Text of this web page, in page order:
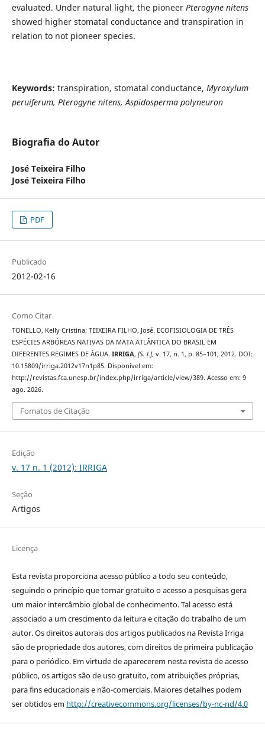
evaluated. Under natural light, the pioneer Pterogyne nitens
showed higher stomatal conductance and transpiration in
relation to not pioneer species.
Keywords: transpiration, stomatal conductance, Myroxylum
peruiferum, Pterogyne nitens, Aspidosperma polyneuron
Biografia do Autor
José Teixeira Filho
José Teixeira Filho
PDF
Publicado
2012-02-16
Como Citar
TONELLO, Kelly Cristina; TEIXEIRA FILHO, José. ECOFISIOLOGIA DE TRÊS
ESPÉCIES ARBÓREAS NATIVAS DA MATA ATLÂNTICA DO BRASIL EM
DIFERENTES REGIMES DE ÁGUA. IRRIGA, [S. l.], v. 17, n. 1, p. 85–101, 2012. DOI:
10.15809/irriga.2012v17n1p85. Disponível em:
http://revistas.fca.unesp.br/index.php/irriga/article/view/389. Acesso em: 9
ago. 2026.
Fomatos de Citação
Edição
v. 17 n. 1 (2012): IRRIGA
Seção
Artigos
Licença
Esta revista proporciona acesso público a todo seu conteúdo,
seguindo o princípio que tornar gratuito o acesso a pesquisas gera
um maior intercâmbio global de conhecimento. Tal acesso está
associado a um crescimento da leitura e citação do trabalho de um
autor. Os direitos autorais dos artigos publicados na Revista Irriga
são de propriedade dos autores, com direitos de primeira publicação
para o periódico. Em virtude de aparecerem nesta revista de acesso
público, os artigos são de uso gratuito, com atribuições próprias,
para fins educacionais e não-comerciais. Maiores detalhes podem
ser obtidos em http://creativecommons.org/licenses/by-nc-nd/4.0